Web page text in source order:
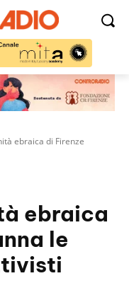
ebraica di Firenze
ebraica
le